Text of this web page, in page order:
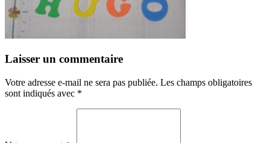
Laisser un commentaire
Votre adresse e-mail ne sera pas publiée. Les champs obligatoires
sont indiqués avec *